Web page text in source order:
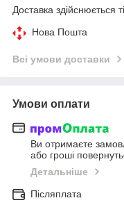
Доставка здійснюється
Нова Пошта
Всі умови доставки
Умови оплати
Ви отримаєте
або гроші
Детальніше
Післяплата